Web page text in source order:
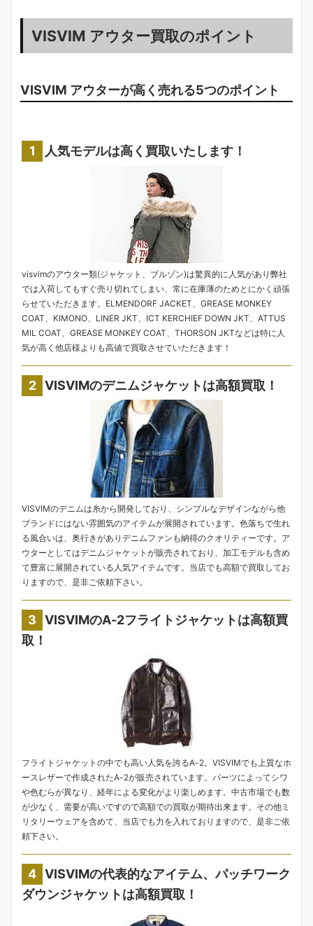
VISVIM アウター買取のポイント
VISVIM アウターが高く売れる5つのポイント
人気モデルは高く買取いたします！
visvimのアウター類(ジャケット、ブルゾン)は驚異的に人気があり弊社
では入荷してもすぐ売り切れてしまい、常に在庫薄のためとにかく頑張
らせていただきます。ELMENDORF JACKET、GREASE MONKEY
COAT、KIMONO、LINER JKT、ICT KERCHIEF DOWN JKT、ATTUS
MIL COAT、GREASE MONKEY COAT、THORSON JKTなどは特に人
気が高く他店様よりも高値で買取させていただきます！
VISVIMのデニムジャケットは高額買取！
VISVIMのデニムは糸から開発しており、シンプルなデザインながら他
ブランドにはない雰囲気のアイテムが展開されています。色落ちで生れ
る風合いは、奥行きがありデニムファンも納得のクオリティーです。ア
ウターとしてはデニムジャケットが販売されており、加工モデルも含め
て豊富に展開されている人気アイテムです。当店でも高額で買取してお
りますので、是非ご依頼下さい。
VISVIMのA-2フライトジャケットは高額買
取！
フライトジャケットの中でも高い人気を誇るA-2。VISVIMでも上質なホ
ースレザーで作成されたA-2が販売されています。パーツによってシワ
や色むらが異なり、経年による変化がより楽しめます。中古市場でも数
が少なく、需要が高いですので高額での買取が期待出来ます。その他ミ
リタリーウェアを含めて、当店でも力を入れておりますので、是非ご依
頼下さい。
VISVIMの代表的なアイテム、パッチワーク
ダウンジャケットは高額買取！